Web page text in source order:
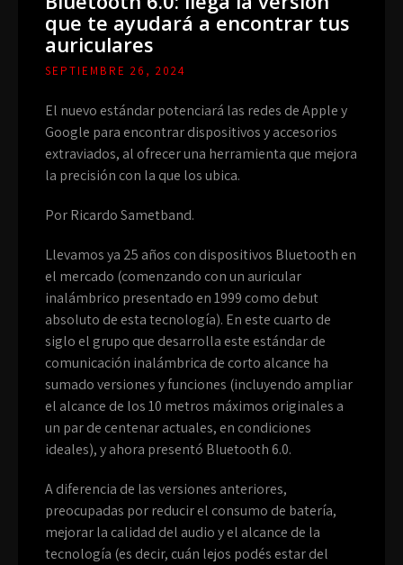
que te ayudará a encontrar tus
auriculares
SEPTIEMBRE 26, 2024
El nuevo estándar potenciará las redes de Apple y
Google para encontrar dispositivos y accesorios
extraviados, al ofrecer una herramienta que mejora
la precisión con la que los ubica.
Por Ricardo Sametband.
Llevamos ya 25 años con dispositivos Bluetooth en
el mercado (comenzando con un auricular
inalámbrico presentado en 1999 como debut
absoluto de esta tecnología). En este cuarto de
siglo el grupo que desarrolla este estándar de
comunicación inalámbrica de corto alcance ha
sumado versiones y funciones (incluyendo ampliar
el alcance de los 10 metros máximos originales a
un par de centenar actuales, en condiciones
ideales), y ahora presentó Bluetooth 6.0.
A diferencia de las versiones anteriores,
preocupadas por reducir el consumo de batería,
mejorar la calidad del audio y el alcance de la
tecnología (es decir, cuán lejos podés estar del